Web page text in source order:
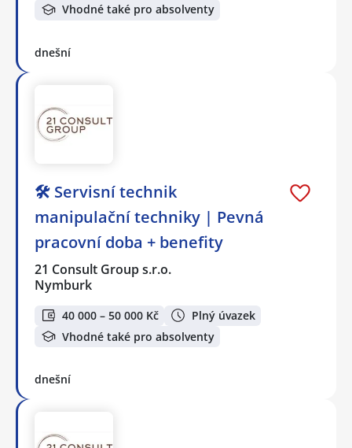
Vhodné také pro absolventy
dnešní
🛠️ Servisní technik
manipulační techniky | Pevná
pracovní doba + benefity
21 Consult Group s.r.o.
Nymburk
40 000 – 50 000 Kč
Plný úvazek
Vhodné také pro absolventy
dnešní